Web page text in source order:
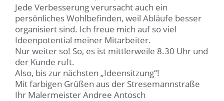
Jede Verbesserung verursacht auch ein
persönliches Wohlbefinden, weil Abläufe besser
organisiert sind. Ich freue mich auf so viel
Ideenpotential meiner Mitarbeiter.
Nur weiter so! So, es ist mittlerweile 8.30 Uhr und
der Kunde ruft.
Also, bis zur nächsten „Ideensitzung“!
Mit farbigen Grüßen aus der Stresemannstraße
Ihr Malermeister Andree Antosch